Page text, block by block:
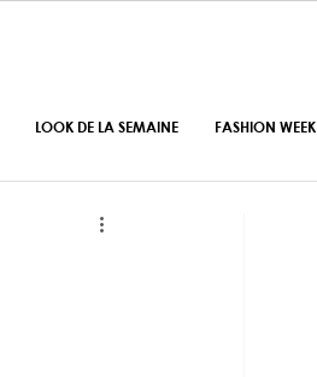
LOOK DE LA SEMAINE FASHION WEEK